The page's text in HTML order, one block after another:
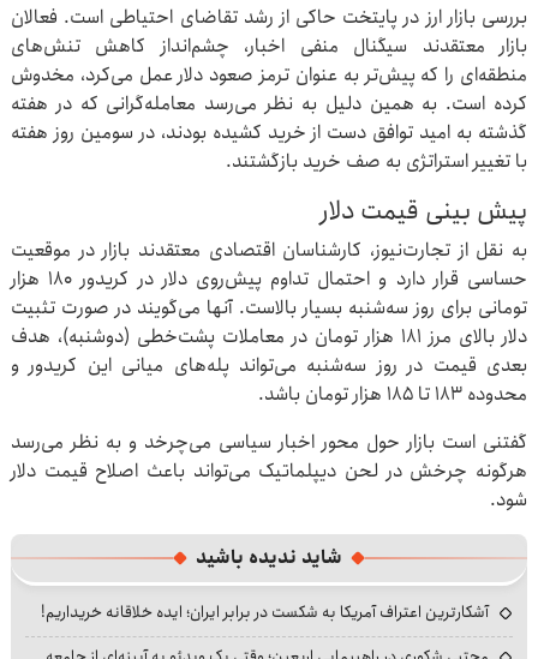
بررسی بازار ارز در پایتخت حاکی از رشد تقاضای احتیاطی است. فعالان
بازار معتقدند سیگنال منفی اخبار، چشم‌انداز کاهش تنش‌های
منطقه‌ای را که پیش‌تر به عنوان ترمز صعود دلار عمل می‌کرد، مخدوش
کرده است. به همین دلیل به نظر می‌رسد معامله‌گرانی که در هفته
گذشته به امید توافق دست از خرید کشیده بودند، در سومین روز هفته
با تغییر استراتژی به صف خرید بازگشتند.
پیش ‌بینی قیمت دلار
به نقل از تجارت‌نیوز، کارشناسان اقتصادی معتقدند بازار در موقعیت
حساسی قرار دارد و احتمال تداوم پیش‌روی دلار در کریدور ۱۸۰ هزار
تومانی برای روز سه‌شنبه بسیار بالاست. آنها می‌گویند در صورت تثبیت
دلار بالای مرز ۱۸۱ هزار تومان در معاملات پشت‌خطی (دوشنبه)، هدف
بعدی قیمت در روز سه‌شنبه می‌تواند پله‌های میانی این کریدور و
محدوده ۱۸۳ تا ۱۸۵ هزار تومان باشد.
گفتنی است بازار حول محور اخبار سیاسی می‌چرخد و به نظر می‌رسد
هرگونه چرخش در لحن دیپلماتیک می‌تواند باعث اصلاح قیمت دلار
شود.
شاید ندیده باشید
آشکارترین اعتراف آمریکا به شکست در برابر ایران؛ ایده خلاقانه خریداریم!